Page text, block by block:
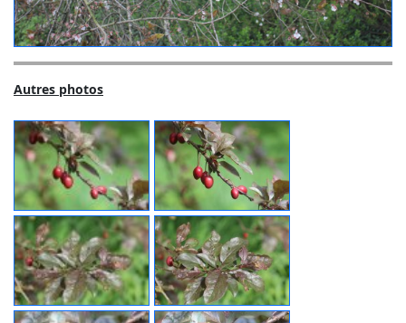
Autres photos